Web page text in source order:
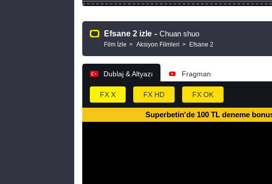
Efsane 2 izle - Chuan shuo
Film İzle Aksiyon Filmleri Efsane 2
Dublaj & Altyazı Fragman
FX X FX HD FX OK
Superbetin'de 100 TL deneme